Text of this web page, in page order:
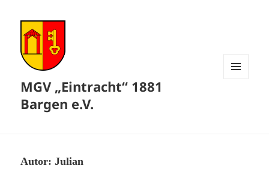
MGV „Eintracht“ 1881
Bargen e.V.
Autor:Julian